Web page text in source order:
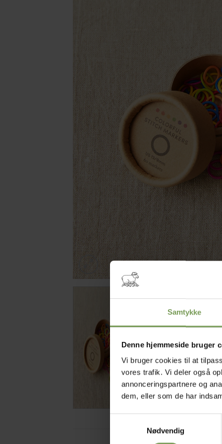
Samtykke
Denne hjemmeside bruger
Vi bruger cookies til at
vores trafik. Vi deler også
annonceringspartnere og
dem, eller som de har
Nødvendig